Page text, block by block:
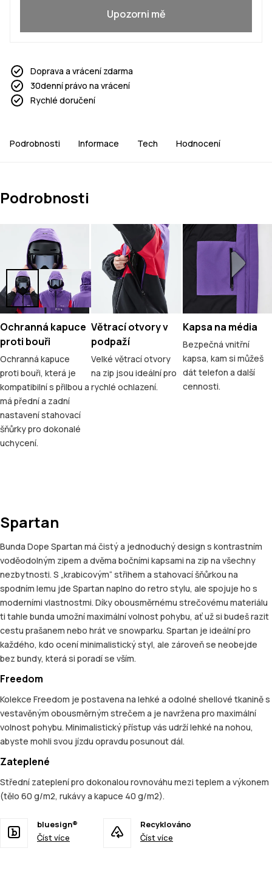
Upozorni mě
Doprava a vrácení zdarma
30denní právo na vrácení
Rychlé doručení
Podrobnosti Informace Tech Hodnocení
Podrobnosti
Ochranná kapuce
proti bouři
Ochranná kapuce
proti bouři, která je
kompatibilní s přilbou a
má přední a zadní
nastavení stahovací
šňůrky pro dokonalé
uchycení.
Větrací otvory v
podpaží
Velké větrací otvory
na zip jsou ideální pro
rychlé ochlazení.
Kapsa na média
Bezpečná vnitřní
kapsa, kam si můžeš
dát telefon a další
cennosti.
Spartan
Bunda Dope Spartan má čistý a jednoduchý design s kontrastním
voděodolným zipem a dvěma bočními kapsami na zip na všechny
nezbytnosti. S „krabicovým“ střihem a stahovací šňůrkou na
spodním lemu jde Spartan naplno do retro stylu, ale spojuje ho s
moderními vlastnostmi. Díky obousměrnému strečovému materiálu
ti tahle bunda umožní maximální volnost pohybu, ať už si budeš razit
cestu prašanem nebo hrát ve snowparku. Spartan je ideální pro
každého, kdo ocení minimalistický styl, ale zároveň se neobejde
bez bundy, která si poradí se vším.
Freedom
Kolekce Freedom je postavena na lehké a odolné shellové tkanině s
vestavěným obousměrným strečem a je navržena pro maximální
volnost pohybu. Minimalistický přístup vás udrží lehké na nohou,
abyste mohli svou jízdu opravdu posunout dál.
Zateplené
Střední zateplení pro dokonalou rovnováhu mezi teplem a výkonem
(tělo 60 g/m2, rukávy a kapuce 40 g/m2).
bluesign®
Číst více
Recyklováno
Číst více